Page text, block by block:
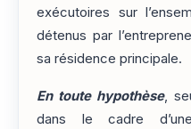
exécutoires sur
détenus par
sa résidence principale.
En toute hypothèse,
dans le cadre